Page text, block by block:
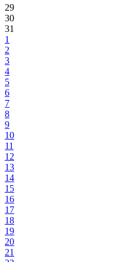
29
30
31
1
2
3
4
5
6
7
8
9
10
11
12
13
14
15
16
17
18
19
20
21